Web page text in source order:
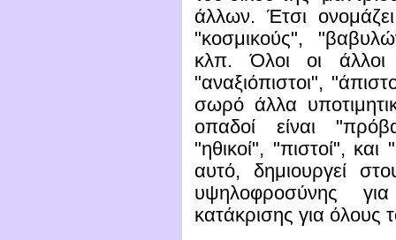
άλλων. Έτσι
"κοσμικούς",
κλπ. Όλοι οι άλλοι
"αναξιόπιστοι",
σωρό άλλα
οπαδοί είναι
"ηθικοί", "πιστοί",
αυτό, δημιουργεί
υψηλοφροσύνης
κατάκρισης για όλους